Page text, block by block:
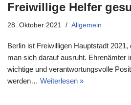
Freiwillige Helfer
28. Oktober 2021 Allgemein
Berlin ist Freiwilligen Hauptstadt
man sich darauf ausruht. Ehrenämter
wichtige und verantwortungsvolle
werden… Weiterlesen »